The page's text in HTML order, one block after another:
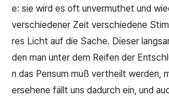
e: sie wird es oft unvermuthet und
verschiedener Zeit verschiedene
res Licht auf die Sache. Dieser
den man unter dem Reifen der
n das Pensum muß vertheilt werden,
ersehene fällt uns dadurch ein, und